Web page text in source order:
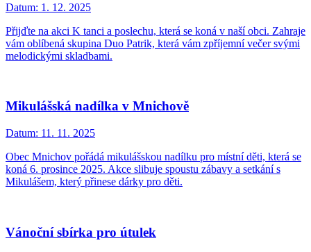
Datum: 1. 12. 2025
Přijďte na akci K tanci a poslechu, která se koná v naší obci. Zahraje
vám oblíbená skupina Duo Patrik, která vám zpříjemní večer svými
melodickými skladbami.
Mikulášská nadílka v Mnichově
Datum: 11. 11. 2025
Obec Mnichov pořádá mikulášskou nadílku pro místní děti, která se
koná 6. prosince 2025. Akce slibuje spoustu zábavy a setkání s
Mikulášem, který přinese dárky pro děti.
Vánoční sbírka pro útulek